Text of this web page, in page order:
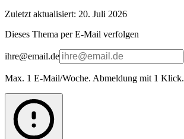
Zuletzt aktualisiert: 20. Juli 2026
Dieses Thema per E-Mail verfolgen
ihre@email.de
Max. 1 E-Mail/Woche. Abmeldung mit 1 Klick.